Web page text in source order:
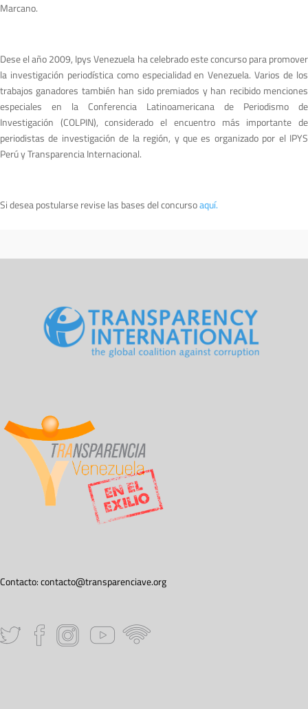
Marcano.
Dese el año 2009, Ipys Venezuela ha celebrado este concurso para promover
la investigación periodística como especialidad en Venezuela. Varios de los
trabajos ganadores también han sido premiados y han recibido menciones
especiales en la Conferencia Latinoamericana de Periodismo de
Investigación (COLPIN), considerado el encuentro más importante de
periodistas de investigación de la región, y que es organizado por el IPYS
Perú y Transparencia Internacional.
Si desea postularse revise las bases del concursoaquí.
Contacto:contacto@transparenciave.org